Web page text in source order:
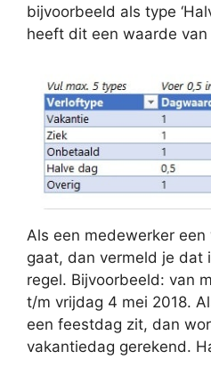
bijvoorbeeld als type
heeft dit een waarde van
Als een medewerker
gaat, dan vermeld je dat
regel. Bijvoorbeeld: van
t/m vrijdag 4 mei 2018.
een feestdag zit, dan
vakantiedag gerekend.